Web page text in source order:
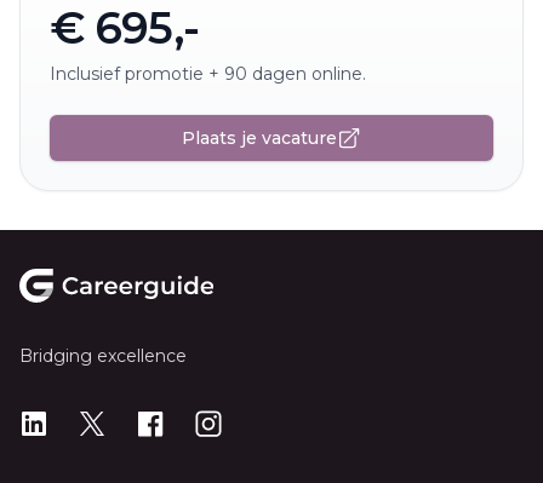
€ 695,-
Inclusief promotie + 90 dagen online.
Plaats je vacature
Bridging excellence
LinkedIn
X Instagram